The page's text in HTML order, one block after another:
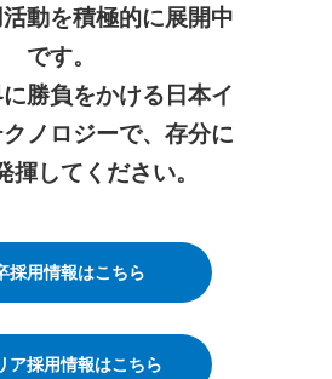
動を積極的に展開中
です。
勝負をかける日本イ
ノロジーで、存分に
揮してください。
採用情報はこちら
ア採用情報はこちら